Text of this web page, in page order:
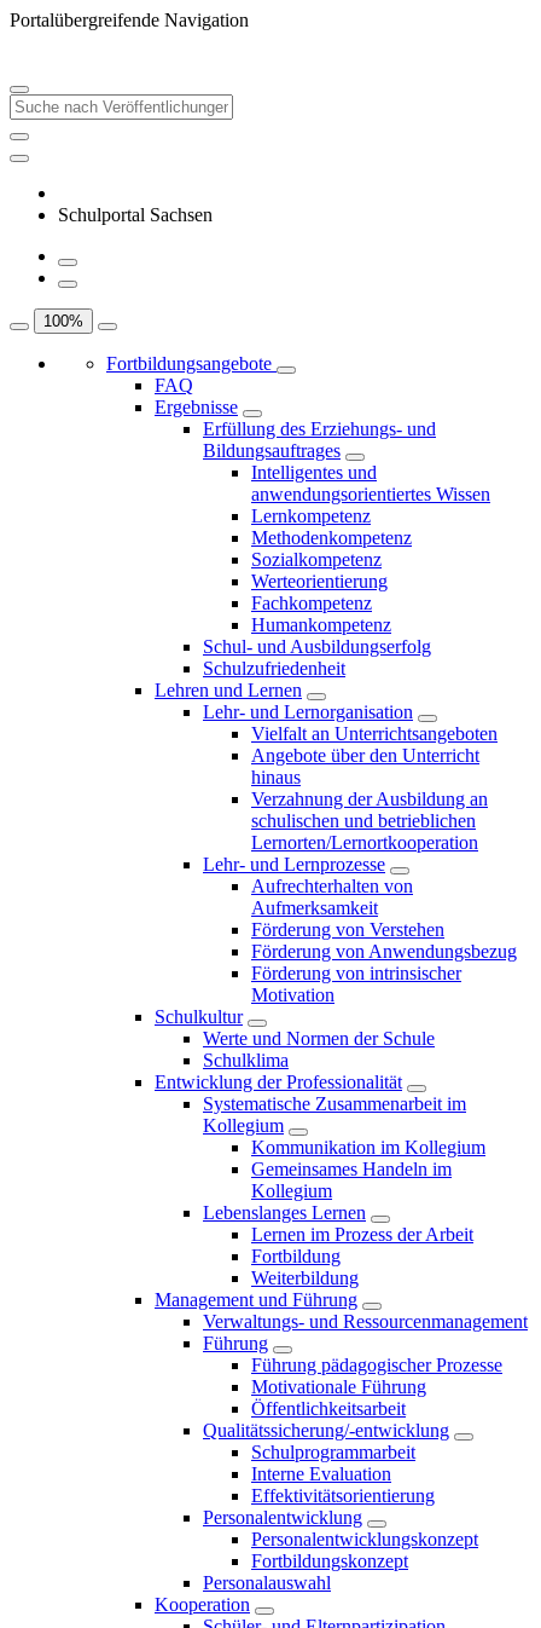
Portalübergreifende Navigation
Schulportal Sachsen
100%
Fortbildungsangebote
FAQ
Ergebnisse
Erfüllung des Erziehungs- und
Bildungsauftrages
Intelligentes und
anwendungsorientiertes Wissen
Lernkompetenz
Methodenkompetenz
Sozialkompetenz
Werteorientierung
Fachkompetenz
Humankompetenz
Schul- und Ausbildungserfolg
Schulzufriedenheit
Lehren und Lernen
Lehr- und Lernorganisation
Vielfalt an Unterrichtsangeboten
Angebote über den Unterricht
hinaus
Verzahnung der Ausbildung an
schulischen und betrieblichen
Lernorten/Lernortkooperation
Lehr- und Lernprozesse
Aufrechterhalten von
Aufmerksamkeit
Förderung von Verstehen
Förderung von Anwendungsbezug
Förderung von intrinsischer
Motivation
Schulkultur
Werte und Normen der Schule
Schulklima
Entwicklung der Professionalität
Systematische Zusammenarbeit im
Kollegium
Kommunikation im Kollegium
Gemeinsames Handeln im
Kollegium
Lebenslanges Lernen
Lernen im Prozess der Arbeit
Fortbildung
Weiterbildung
Management und Führung
Verwaltungs- und Ressourcenmanagement
Führung
Führung pädagogischer Prozesse
Motivationale Führung
Öffentlichkeitsarbeit
Qualitätssicherung/-entwicklung
Schulprogrammarbeit
Interne Evaluation
Effektivitätsorientierung
Personalentwicklung
Personalentwicklungskonzept
Fortbildungskonzept
Personalauswahl
Kooperation